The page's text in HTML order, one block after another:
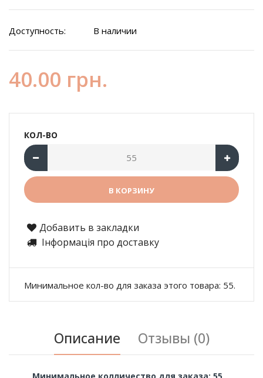
Доступность: В наличии
40.00 грн.
КОЛ-ВО
Добавить в закладки
Інформація про доставку
Минимальное кол-во для заказа этого товара: 55.
Описание Отзывы (0)